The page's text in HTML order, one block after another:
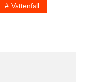
Vattenfall